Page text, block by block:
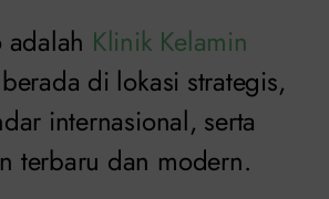
Klinik Kelamin
di lokasi strategis,
internasional, serta
terbaru dan modern.